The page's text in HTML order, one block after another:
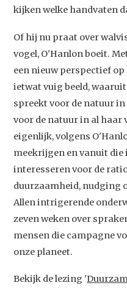
kijken welke handvaten
Of hij nu praat over
vogel, O'Hanlon boeit.
een nieuw perspectief op
ietwat vuig beeld,
spreekt voor de natuur
voor de natuur in al
eigenlijk, volgens
meekrijgen en vanuit die
interesseren voor de
duurzaamheid, nudging
Allen intrigerende
zeven weken over
mensen die campagne
onze planeet.
Bekijk de lezing '